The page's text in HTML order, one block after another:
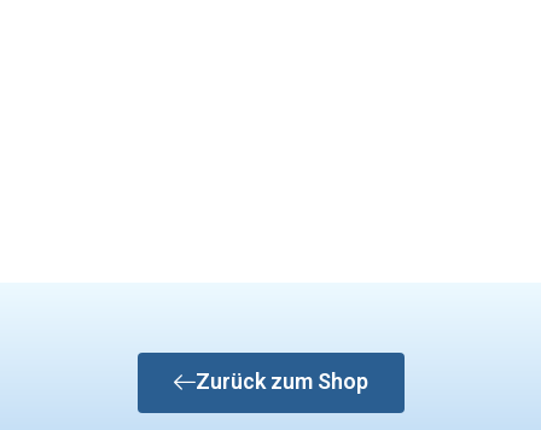
Zurück zum Shop